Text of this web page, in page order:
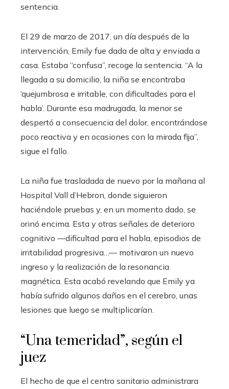
sentencia.
El 29 de marzo de 2017, un día después de la
intervención, Emily fue dada de alta y enviada a
casa. Estaba “confusa”, recoge la sentencia. “A la
llegada a su domicilio, la niña se encontraba
‘quejumbrosa e irritable, con dificultades para el
habla’. Durante esa madrugada, la menor se
despertó a consecuencia del dolor, encontrándose
poco reactiva y en ocasiones con la mirada fija”,
sigue el fallo.
La niña fue trasladada de nuevo por la mañana al
Hospital Vall d’Hebron, donde siguieron
haciéndole pruebas y, en un momento dado, se
orinó encima. Esta y otras señales de deterioro
cognitivo —dificultad para el habla, episodios de
irritabilidad progresiva…— motivaron un nuevo
ingreso y la realización de la resonancia
magnética. Esta acabó revelando que Emily ya
había sufrido algunos daños en el cerebro, unas
lesiones que luego se multiplicarían.
“Una temeridad”, según el
juez
El hecho de que el centro sanitario administrara